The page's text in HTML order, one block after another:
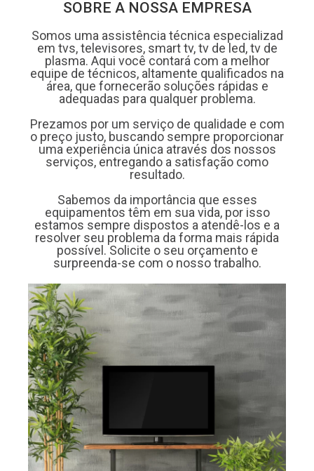
SOBRE A NOSSA EMPRESA
Somos uma assistência técnica especializad
em tvs, televisores, smart tv, tv de led, tv de
plasma. Aqui você contará com a melhor
equipe de técnicos, altamente qualificados na
área, que fornecerão soluções rápidas e
adequadas para qualquer problema.
Prezamos por um serviço de qualidade e com
o preço justo, buscando sempre proporcionar
uma experiência única através dos nossos
serviços, entregando a satisfação como
resultado.
Sabemos da importância que esses
equipamentos têm em sua vida, por isso
estamos sempre dispostos a atendê-los e a
resolver seu problema da forma mais rápida
possível. Solicite o seu orçamento e
surpreenda-se com o nosso trabalho.